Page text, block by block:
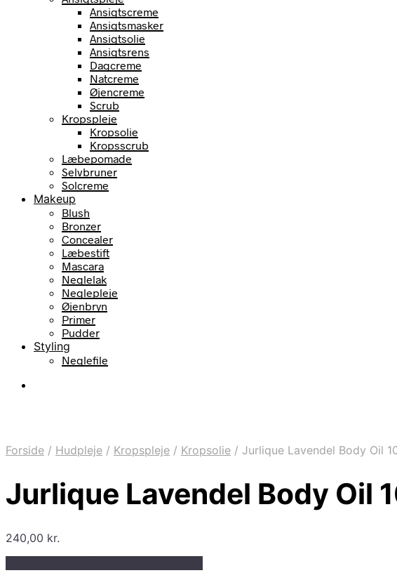
Ansigtscreme
Ansigtsmasker
Ansigtsolie
Ansigtsrens
Dagcreme
Natcreme
Øjencreme
Scrub
Kropspleje
Kropsolie
Kropsscrub
Læbepomade
Selvbruner
Solcreme
Makeup
Blush
Bronzer
Concealer
Læbestift
Mascara
Neglelak
Neglepleje
Øjenbryn
Primer
Pudder
Styling
Neglefile
Forside / Hudpleje / Kropspleje / Kropsolie / Jurlique Lavendel Body Oil
Jurlique Lavendel Body Oil
240,00 kr.